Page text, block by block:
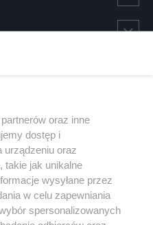
oraz inne
dostęp i
urządzeniu oraz
takie jak unikalne
wysyłane przez
w celu zapewniania
spersonalizowanych